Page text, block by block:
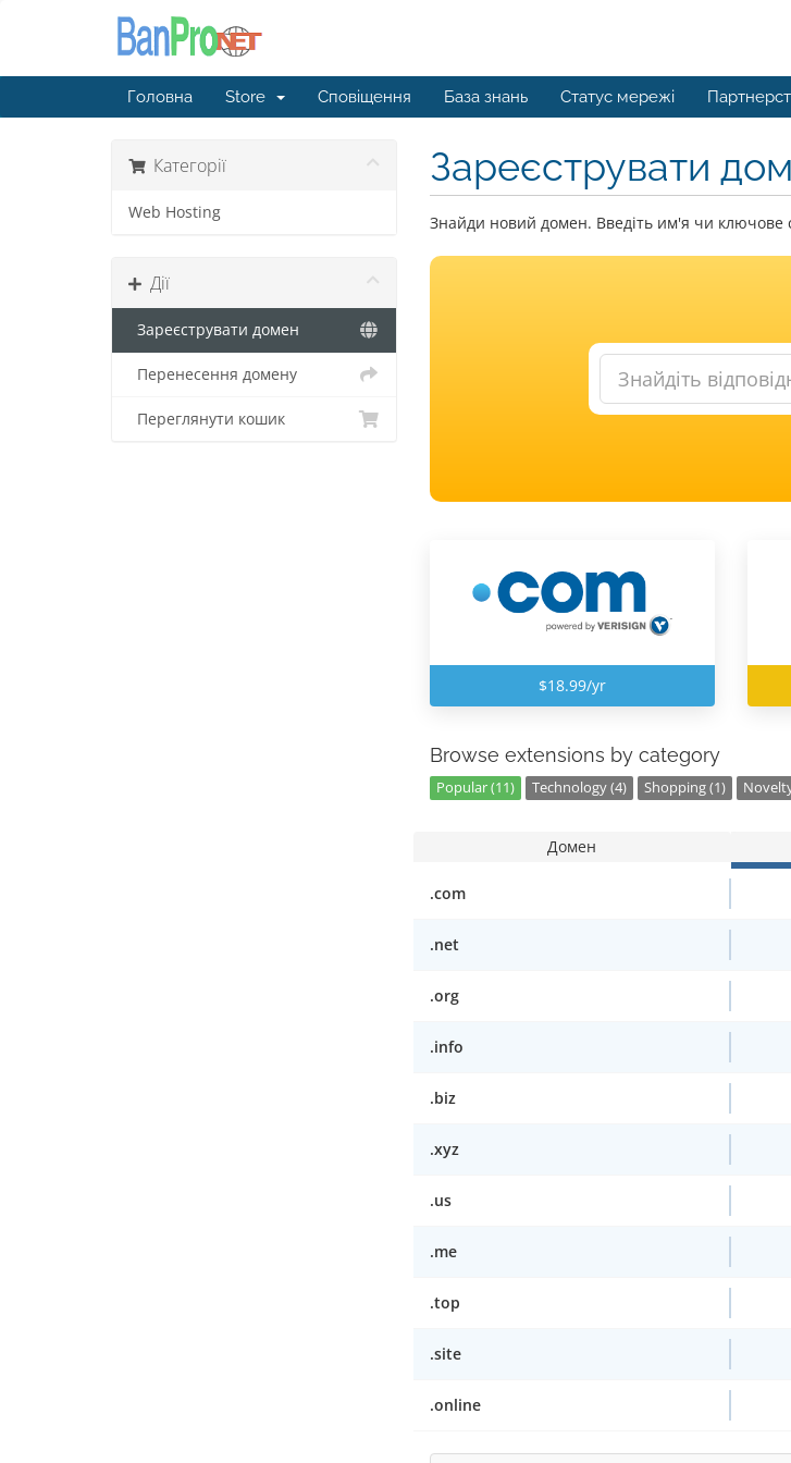
Головна Store Сповіщення База знань Статус мережі
Категорії
Web Hosting
Дії
Зареєструвати домен
Перенесення домену
Переглянути кошик
Зареєструвати
Знайди новий домен. Введіть им'я чи ключове
$18.99/yr
Browse extensions by category
Popular (11) Technology (4) Shopping (1)
Домен
.com
.net
.org
.info
.biz
.xyz
.us
.me
.top
.site
.online